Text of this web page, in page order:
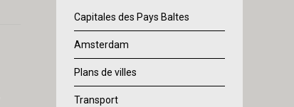
Capitales des Pays Baltes
Amsterdam
Plans de villes
Transport